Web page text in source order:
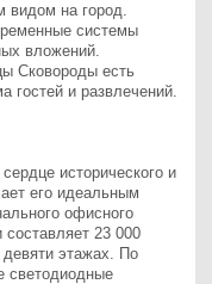
видом на город.
системы
вложений.
Сковороды есть
гостей и развлечений.
исторического и
его идеальным
офисного
23 000
этажах. По
светодиодные